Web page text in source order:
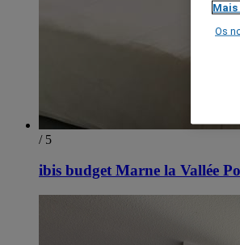
/ 5
ibis budget Marne la Vallée
Os